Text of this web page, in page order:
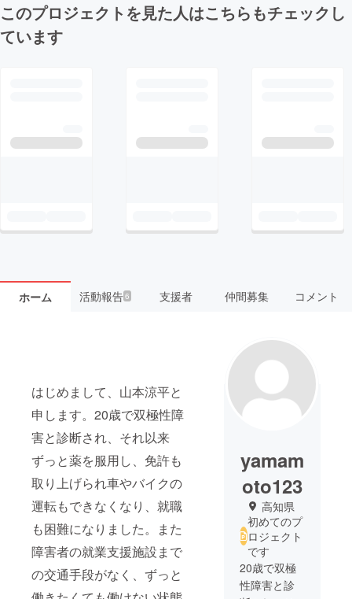
このプロジェクトを見た人はこちらもチェックし
ています
ホーム 活動報告6 支援者 仲間募集 コメント
はじめまして、山本涼平と
申します。20歳で双極性障
害と診断され、それ以来
ずっと薬を服用し、免許も
取り上げられ車やバイクの
運転もできなくなり、就職
も困難になりました。また
障害者の就業支援施設まで
の交通手段がなく、ずっと
yamam
oto123
高知県
初めてのプ
ロジェクト
です
20歳で双極
性障害と診